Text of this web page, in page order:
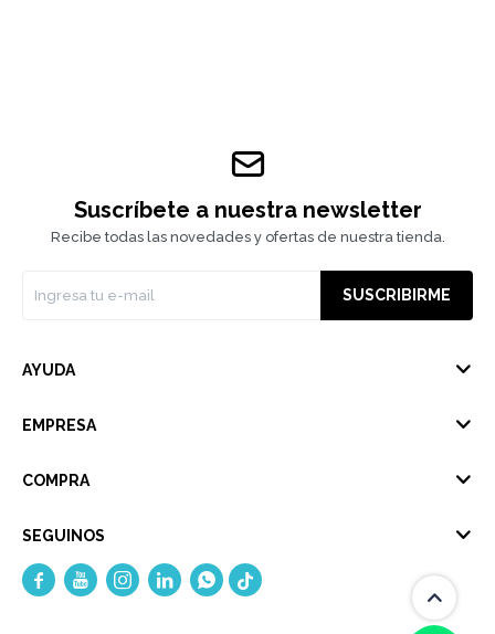
Suscríbete a nuestra newsletter
Recibe todas las novedades y ofertas de nuestra tienda.
SUSCRIBIRME
AYUDA
EMPRESA
COMPRA
SEGUINOS
    